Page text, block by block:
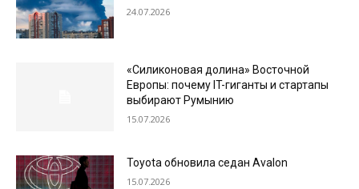
24.07.2026
«Силиконовая долина» Восточной
Европы: почему IT-гиганты и стартапы
выбирают Румынию
15.07.2026
Toyota обновила седан Avalon
15.07.2026